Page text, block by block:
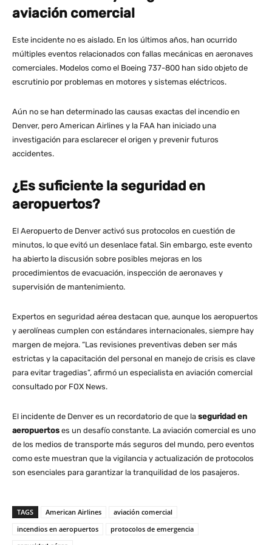
aviación comercial
Este incidente no es aislado. En los últimos años, han ocurrido
múltiples eventos relacionados con fallas mecánicas en aeronaves
comerciales. Modelos como el Boeing 737-800 han sido objeto de
escrutinio por problemas en motores y sistemas eléctricos.
Aún no se han determinado las causas exactas del incendio en
Denver, pero American Airlines y la FAA han iniciado una
investigación para esclarecer el origen y prevenir futuros
accidentes​.
¿Es suficiente la seguridad en
aeropuertos?
El Aeropuerto de Denver activó sus protocolos en cuestión de
minutos, lo que evitó un desenlace fatal. Sin embargo, este evento
ha abierto la discusión sobre posibles mejoras en los
procedimientos de evacuación, inspección de aeronaves y
supervisión de mantenimiento.
Expertos en seguridad aérea destacan que, aunque los aeropuertos
y aerolíneas cumplen con estándares internacionales, siempre hay
margen de mejora. “Las revisiones preventivas deben ser más
estrictas y la capacitación del personal en manejo de crisis es clave
para evitar tragedias”, afirmó un especialista en aviación comercial
consultado por FOX News​.
El incidente de Denver es un recordatorio de que la seguridad en
aeropuertos es un desafío constante. La aviación comercial es uno
de los medios de transporte más seguros del mundo, pero eventos
como este muestran que la vigilancia y actualización de protocolos
son esenciales para garantizar la tranquilidad de los pasajeros.
TAGS American Airlines
aviación comercial
incendios en aeropuertos
protocolos de emergencia